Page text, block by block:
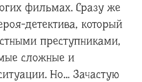
фильмах. Сразу же
детектива, который
преступниками,
сложные и
Но… Зачастую